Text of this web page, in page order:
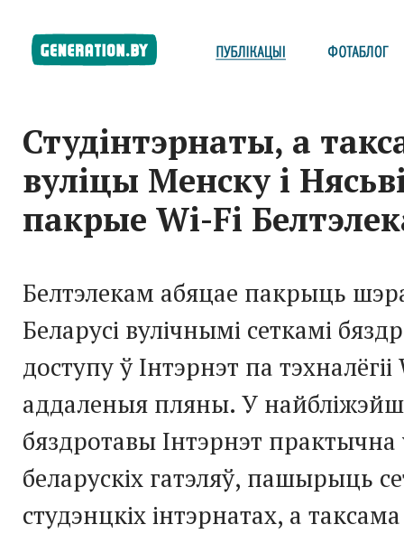
Студінтэрнаты, а
вуліцы Менску і
пакрые Wi-Fi
Белтэлекам абяцае пакрыць
Беларусі вулічнымі сеткамі
доступу ў Інтэрнэт па
аддаленыя пляны. У
бяздротавы Інтэрнэт
беларускіх гатэляў, пашырыць
студэнцкіх інтэрнатах, а